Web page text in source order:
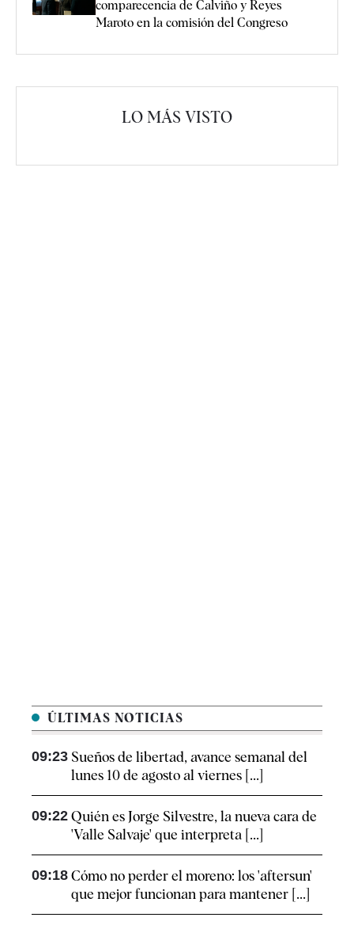
comparecencia de Calviño y Reyes
Maroto en la comisión del Congreso
LO MÁS VISTO
ÚLTIMAS NOTICIAS
09:23 Sueños de libertad, avance semanal del
lunes 10 de agosto al viernes [...]
09:22 Quién es Jorge Silvestre, la nueva cara de
'Valle Salvaje' que interpreta [...]
09:18 Cómo no perder el moreno: los 'aftersun'
que mejor funcionan para mantener [...]